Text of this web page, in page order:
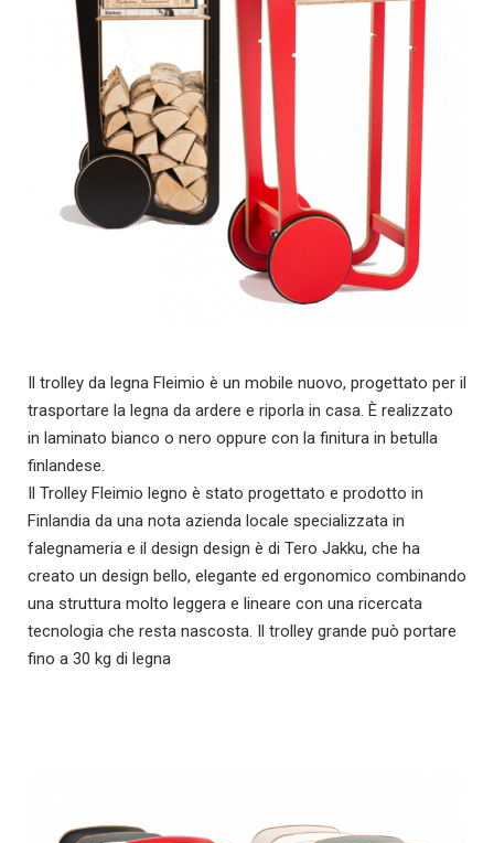
Il trolley da legna Fleimio è un mobile nuovo, progettato per il
trasportare la legna da ardere e riporla in casa. È realizzato
in laminato bianco o nero oppure con la finitura in betulla
finlandese.
Il Trolley Fleimio legno è stato progettato e prodotto in
Finlandia da una nota azienda locale specializzata in
falegnameria e il design design è di Tero Jakku, che ha
creato un design bello, elegante ed ergonomico combinando
una struttura molto leggera e lineare con una ricercata
tecnologia che resta nascosta. Il trolley grande può portare
fino a 30 kg di legna